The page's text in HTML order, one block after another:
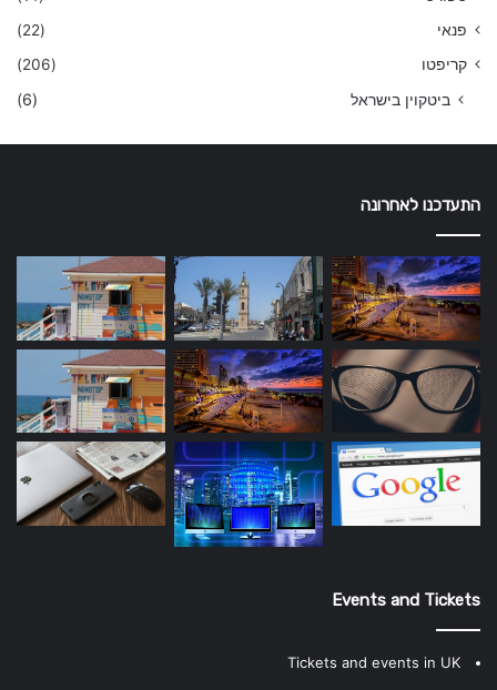
פנאי
(22)
קריפטו
(206)
ביטקוין בישראל (6)
התעדכנו לאחרונה
Events and Tickets
Tickets and events in UK